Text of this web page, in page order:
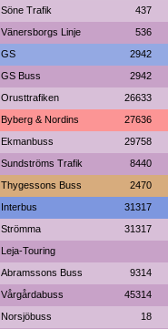
Söne Trafik 437
Vänersborgs Linje 536
GS 2942
GS Buss 2942
Orusttrafiken 26633
Byberg & Nordins 27636
Ekmanbuss 29758
Sundströms Trafik 8440
Thygessons Buss 2470
Interbus 31317
Strömma 31317
Leja-Touring
Abramssons Buss 9314
Vårgårdabuss 45314
Norsjöbuss 18